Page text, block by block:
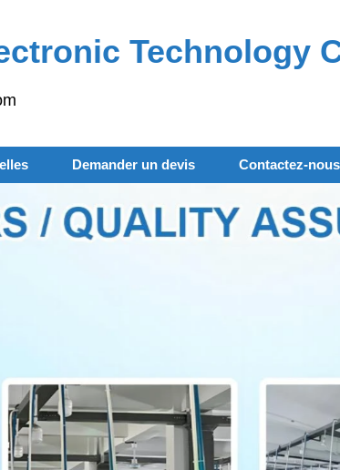
Technology
Demander un devis Contactez-nous